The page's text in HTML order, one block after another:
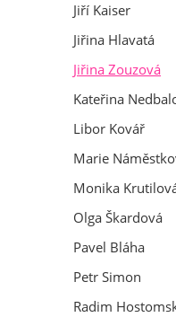
Jiří Kaiser
Jiřina Hlavatá
Jiřina Zouzová
Kateřina
Libor Kovář
Marie
Monika
Olga Škardová
Pavel Bláha
Petr Simon
Radim